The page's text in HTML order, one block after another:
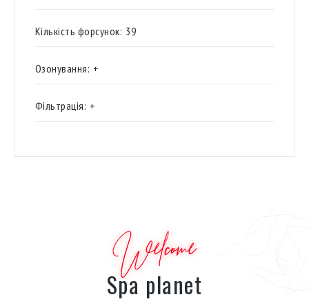
Кількість форсунок: 39
Озонування: +
Фільтрація: +
Welcome
Spa planet